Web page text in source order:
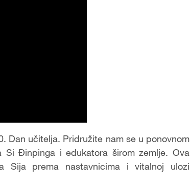
Dan učitelja. Pridružite nam se u ponovnom
Si Đinpinga i edukatora širom zemlje. Ova
Sija prema nastavnicima i vitalnoj ulozi